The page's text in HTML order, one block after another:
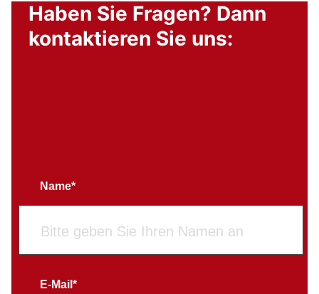
Haben Sie Fragen? Dann
kontaktieren Sie uns:
Name*
E-Mail*